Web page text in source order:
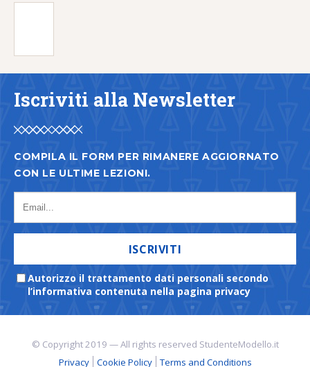
Iscriviti alla Newsletter
COMPILA IL FORM PER RIMANERE AGGIORNATO
CON LE ULTIME LEZIONI.
ISCRIVITI
Autorizzo il trattamento dati personali secondo
l’informativa contenuta nella pagina privacy
© Copyright 2019 — All rights reserved StudenteModello.it
Privacy
Cookie Policy Terms and Conditions